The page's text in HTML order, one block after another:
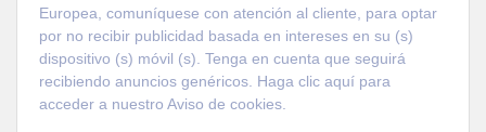
Europea, comuníquese con atención al cliente, para optar
por no recibir publicidad basada en intereses en su (s)
dispositivo (s) móvil (s). Tenga en cuenta que seguirá
recibiendo anuncios genéricos. Haga clic aquí para
acceder a nuestro Aviso de cookies.